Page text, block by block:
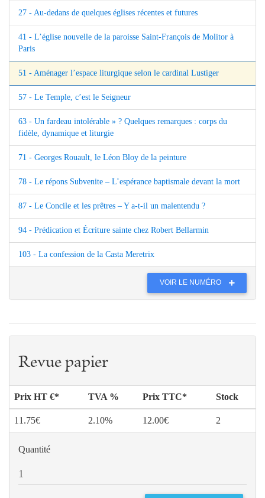
27 - Au-dedans de quelques églises récentes et futures
41 - L’église nouvelle de la paroisse Saint-François de Molitor à
Paris
51 - Aménager l’espace liturgique selon le cardinal Lustiger
57 - Le Temple, c’est le Seigneur
63 - Un fardeau intolérable » ? Quelques remarques : corps du
fidèle, dynamique et liturgie
71 - Georges Rouault, le Léon Bloy de la peinture
78 - Le répons Subvenite – L’espérance baptismale devant la mort
87 - Le Concile et les prêtres – Y a-t-il un malentendu ?
94 - Prédication et Écriture sainte chez Robert Bellarmin
103 - La confession de la Casta Meretrix
VOIR LE NUMÉRO
Revue papier
Prix HT €* TVA % Prix TTC* Stock
11.75€ 2.10% 12.00€ 2
Quantité